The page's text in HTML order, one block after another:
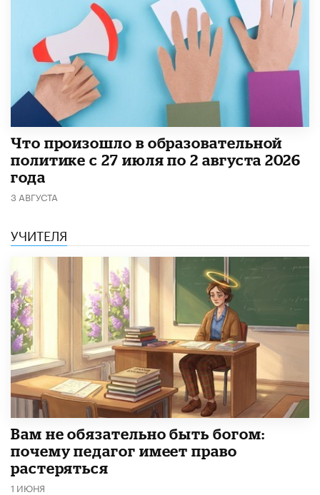
​Что произошло в образовательной
политике с 27 июля по 2 августа 2026
года
3 АВГУСТА
УЧИТЕЛЯ
​Вам не обязательно быть богом:
почему педагог имеет право
растеряться
1 ИЮНЯ